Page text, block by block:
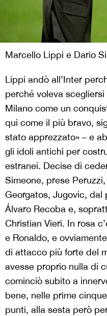
Marcello Lippi e Dario
Lippi andò all’Inter
perché voleva
Milano come un
qui come il più bravo,
stato apprezzato» – e
gli idoli antichi per
estranei. Decise di
Simeone, prese
Georgatos, Jugovic, dal
Álvaro Recoba e,
Christian Vieri. In rosa
e Ronaldo, e
di attacco più forte del
avesse proprio nulla di
cominciò subito a
bene, nelle prime
punti, alla sesta però